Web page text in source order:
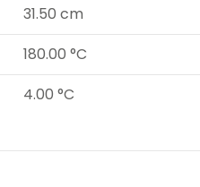
31.50 cm
180.00 °C
4.00 °C